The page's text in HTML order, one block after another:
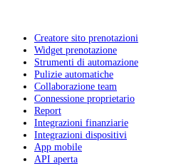
Creatore sito prenotazioni
Widget prenotazione
Strumenti di automazione
Pulizie automatiche
Collaborazione team
Connessione proprietario
Report
Integrazioni finanziarie
Integrazioni dispositivi
App mobile
API aperta